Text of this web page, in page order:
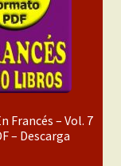
Francés – Vol. 7
– Descarga